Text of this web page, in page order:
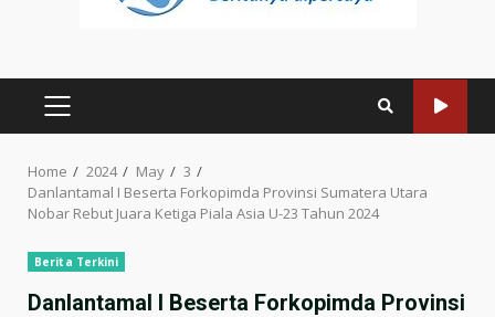
PRIMARY
Home 2024 May
3
Danlantamal I Beserta Forkopimda Provinsi Sumatera Utara
Nobar Rebut Juara Ketiga Piala Asia U-23 Tahun 2024
Berita Terkini
Danlantamal I Beserta Forkopimda Provinsi